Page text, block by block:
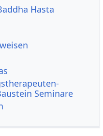
Hasta
Seminare